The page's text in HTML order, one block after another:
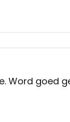
Word goed